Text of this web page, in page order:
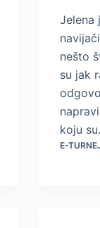
Jelena
nešto
su jak
koju
E-